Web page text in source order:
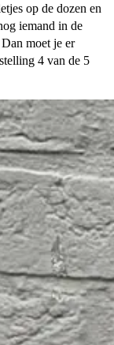
op de dozen en
iemand in de
moet je er
4 van de 5